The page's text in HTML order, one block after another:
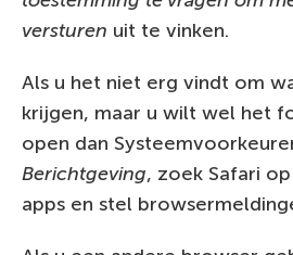
versturen uit te vinken.
Als u het niet erg vindt om
krijgen, maar u wilt wel het
open dan
Berichtgeving, zoek Safari
apps en stel